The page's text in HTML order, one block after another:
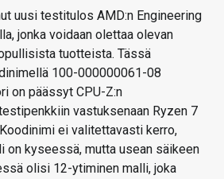
uusi testitulos AMD:n Engineering
jonka voidaan olettaa olevan
tuotteista. Tässä
100-000000061-08
on päässyt CPU-Z:n
vastuksenaan Ryzen 7
ei valitettavasti kerro,
on kyseessä, mutta usean säikeen
olisi 12-ytiminen malli, joka